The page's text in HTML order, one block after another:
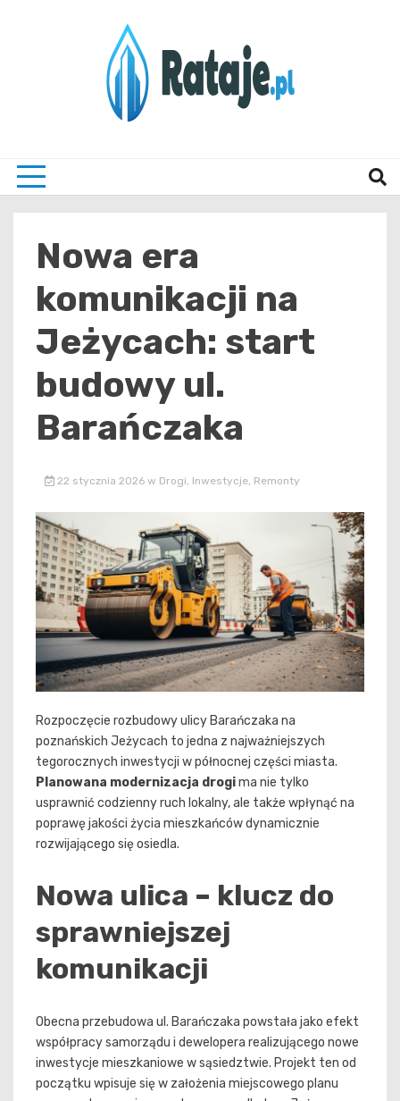
Nowa era
komunikacji na
Jeżycach: start
budowy ul.
Barańczaka
22 stycznia 2026 w Drogi, Inwestycje, Remonty
Rozpoczęcie rozbudowy ulicy Barańczaka na
poznańskich Jeżycach to jedna z najważniejszych
tegorocznych inwestycji w północnej części miasta.
Planowana modernizacja drogima nie tylko
usprawnić codzienny ruch lokalny, ale także wpłynąć na
poprawę jakości życia mieszkańców dynamicznie
rozwijającego się osiedla.
Nowa ulica – klucz do
sprawniejszej
komunikacji
Obecna przebudowa ul. Barańczaka powstała jako efekt
współpracy samorządu i dewelopera realizującego nowe
inwestycje mieszkaniowe w sąsiedztwie. Projekt ten od
początku wpisuje się w założenia miejscowego planu